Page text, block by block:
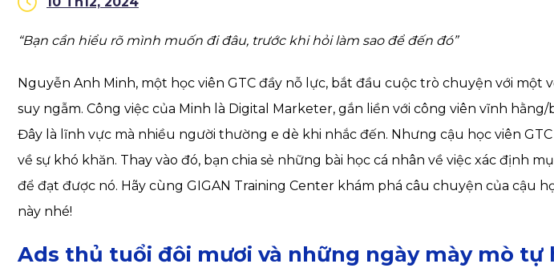
“Bạn cần hiểu rõ mình muốn đi đâu, trước khi hỏi làm sao để đến đó”
Nguyễn Anh Minh, một học viên GTC đầy nỗ lực, bắt đầu cuộc trò chuyện với một
suy ngẫm. Công việc của Minh là Digital Marketer, gắn liền với công viên vĩnh hằng/
Đây là lĩnh vực mà nhiều người thường e dè khi nhắc đến. Nhưng cậu học viên
về sự khó khăn. Thay vào đó, bạn chia sẻ những bài học cá nhân về việc xác định
để đạt được nó. Hãy cùng GIGAN Training Center khám phá câu chuyện của cậu
này nhé!
Ads thủ tuổi đôi mươi và những ngày mày mò tự